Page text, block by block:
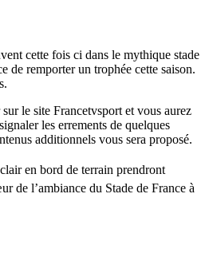
cette fois ci dans le mythique stade
de remporter un trophée cette saison.
le site Francetvsport et vous aurez
les errements de quelques
additionnels vous sera proposé.
en bord de terrain prendront
de l’ambiance du Stade de France à